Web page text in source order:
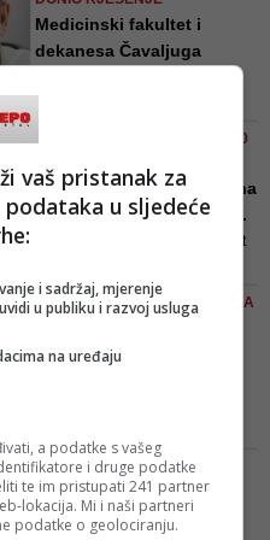
vježbe kao nastavnika u zvanju
redovnog profesora za naučnu
Medicinski fakultet i
dekanesa Čavaljuga
Čavaljuga hiljadu
VIDEO/ NASTAVE NIJE BILO 40
Preko hiljadu studenata na
ulicama Sarajeva pozval...
Protestna šetnja krenula je u pet
Univerziteta u Sarajevo, a
završena u 14 sati ispred
BURNA VANREDNA SJEDNICA
Traži se odgovornost
sjednica Senata Univerziteta u
Sarajevu sa dvije tačke dnevnog
reda
DANAS VEĆ ODRŽAN JEDAN
Šta je povod? Zineta
Bogunić pozvala
vaš pristanak za
u sljedeće
i sadržaj, mjerenje
u publiku i razvoj usluga
na uređaju
a podatke s vašeg
i druge podatke
te im pristupati 241 partner
lokacija. Mi i naši partneri
podatke o geolociranju.